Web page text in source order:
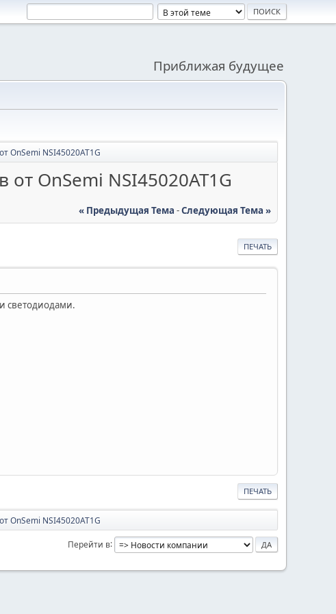
Приближая будущее
OnSemi NSI45020AT1G
OnSemi NSI45020AT1G
« Предыдущая Тема -Следующая Тема »
ПЕЧАТЬ
светодиодами.
ПЕЧАТЬ
OnSemi NSI45020AT1G
Перейти в